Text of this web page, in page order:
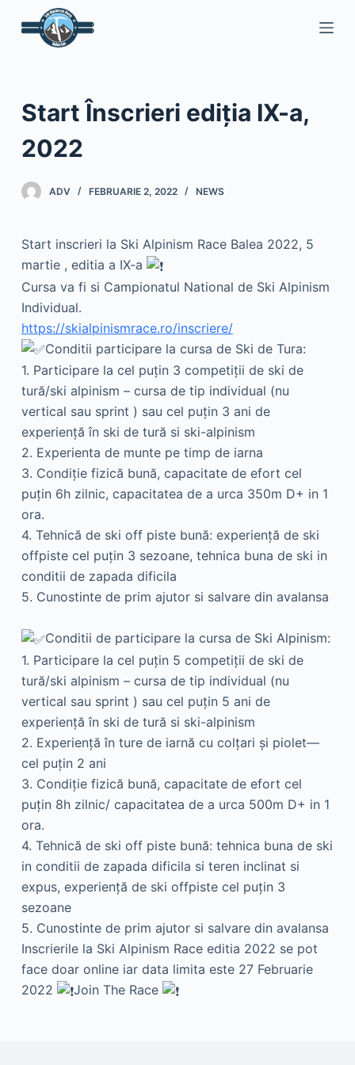
S
a
a
c
n
n
u
Start Înscrieri ediția IX-a,
2022
ADV FEBRUARIE 2, 2022 NEWS
Start inscrieri la Ski Alpinism Race Balea 2022, 5
martie , editia a IX-a
Cursa va fi si Campionatul National de Ski Alpinism
Individual.
https://skialpinismrace.ro/inscriere/
Conditii participare la cursa de Ski de Tura:
1. Participare la cel puţin 3 competiţii de ski de
tură/ski alpinism – cursa de tip individual (nu
vertical sau sprint ) sau cel puţin 3 ani de
experienţă în ski de tură si ski-alpinism
2. Experienta de munte pe timp de iarna
3. Condiţie fizică bună, capacitate de efort cel
puţin 6h zilnic, capacitatea de a urca 350m D+ in 1
ora.
4. Tehnică de ski off piste bună: experienţă de ski
offpiste cel puţin 3 sezoane, tehnica buna de ski in
conditii de zapada dificila
5. Cunostinte de prim ajutor si salvare din avalansa
Conditii de participare la cursa de Ski Alpinism:
1. Participare la cel puţin 5 competiţii de ski de
tură/ski alpinism – cursa de tip individual (nu
vertical sau sprint ) sau cel puţin 5 ani de
experienţă în ski de tură si ski-alpinism
2. Experienţă în ture de iarnă cu colţari şi piolet—
cel puţin 2 ani
3. Condiţie fizică bună, capacitate de efort cel
puţin 8h zilnic/ capacitatea de a urca 500m D+ in 1
ora.
4. Tehnică de ski off piste bună: tehnica buna de ski
in conditii de zapada dificila si teren inclinat si
expus, experienţă de ski offpiste cel puţin 3
sezoane
5. Cunostinte de prim ajutor si salvare din avalansa
Inscrierile la Ski Alpinism Race editia 2022 se pot
face doar online iar data limita este 27 Februarie
2022
Join The Race